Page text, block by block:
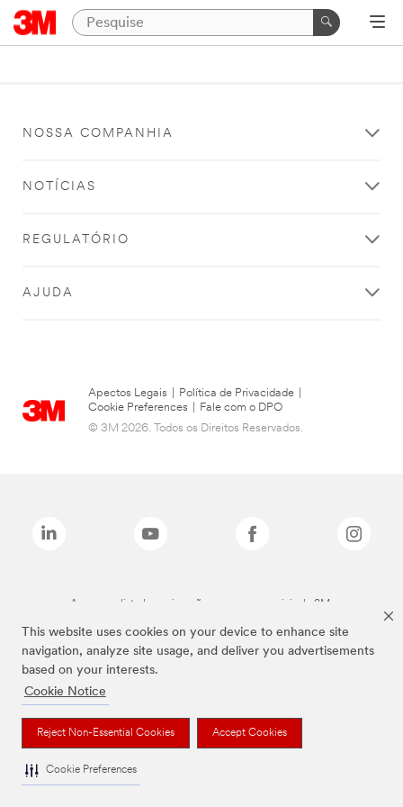
This website uses cookies on your device to enhance site
navigation, analyze site usage, and deliver you advertisements
based on your interests.
Cookie Notice
Reject Non-Essential Cookies Accept Cookies
Cookie Preferences
NOSSA COMPANHIA
NOTÍCIAS
REGULATÓRIO
AJUDA
Apectos Legais Política de Privacidade
Cookie Preferences
Fale com o DPO
© 3M 2026. Todos os Direitos Reservados.
As marcas listadas a cima são marcas comerciais da 3M.